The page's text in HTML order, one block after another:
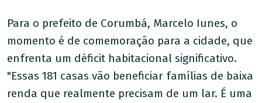
Para o prefeito de Corumbá, Marcelo Iunes, o
momento é de comemoração para a cidade, que
enfrenta um déficit habitacional significativo.
"Essas 181 casas vão beneficiar famílias de baixa
renda que realmente precisam de um lar. É uma